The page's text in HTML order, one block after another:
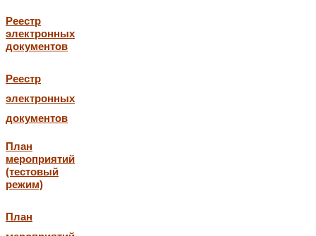
Реестр
электронных
документов
Реестр
электронных
документов
План
мероприятий
(тестовый
режим)
План